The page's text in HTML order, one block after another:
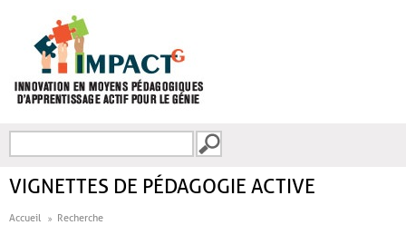
FORMULAIRE DE
VIGNETTES DE PÉDAGOGIE ACTIVE
Accueil Recherche